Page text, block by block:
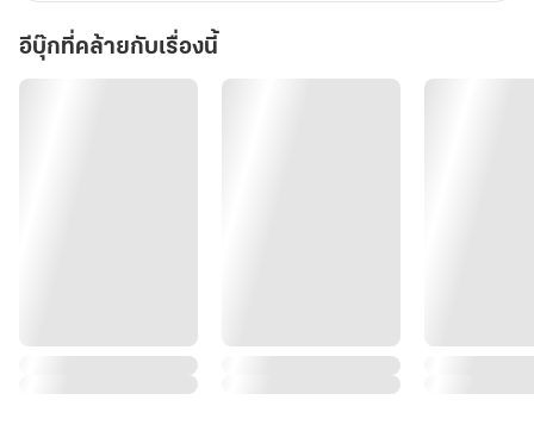
อีบุ๊กที่คล้ายกับเรื่องนี้